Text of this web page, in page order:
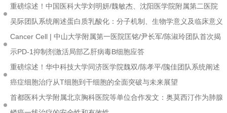
重磅综述！中国医科大学刘明妍/魏敏杰、沈阳医学院附属第二医院
吴际团队系统阐述蛋白质乳酸化：分子机制、生物学意义及临床意义
Cancer Cell | 中山大学附属第一医院匡铭/尹长军/陈淑玲团队首次揭
示PD-1抑制剂激活局部乙肝病毒B细胞应答
重磅综述！华中科技大学同济医学院魏双/陈孝平/隗佳团队系统阐述
癌症细胞治疗从T细胞到干细胞的全面突破与未来展望
首都医科大学附属北京胸科医院等单位合作发文：奥莫西汀作为肺腺